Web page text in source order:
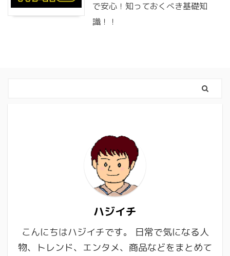
で安心！知っておくべき基礎知
識！！
ハジイチ
こんにちはハジイチです。 日常で気になる人
物、トレンド、エンタメ、商品などをまとめて